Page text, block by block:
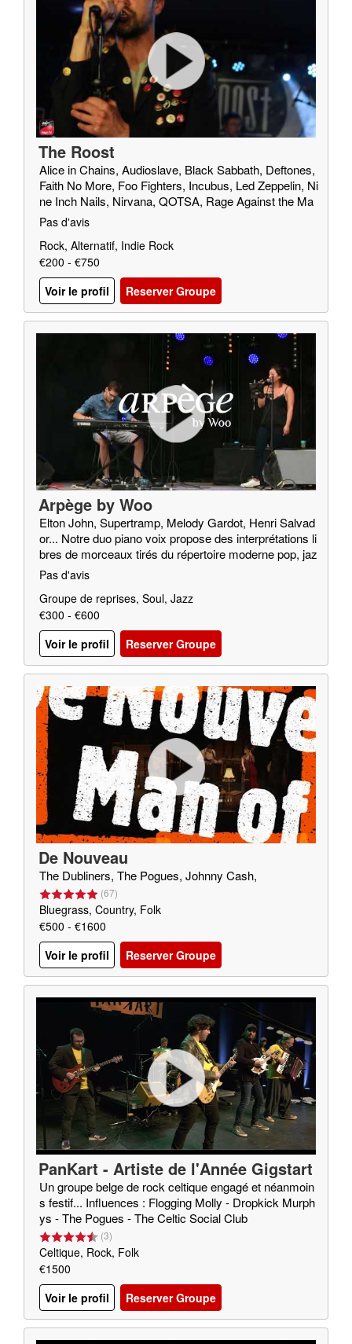
The Roost
Alice in Chains, Audioslave, Black Sabbath, Deftones,
Faith No More, Foo Fighters, Incubus, Led Zeppelin, Ni
ne Inch Nails, Nirvana, QOTSA, Rage Against the Ma
chine, Red Fang, Royal Blood, SOAD, Soundgarden, T
Pas d'avis
Rock, Alternatif, Indie Rock
€200 - €750
Voir le profil
Reserver Groupe
Arpège by Woo
Elton John, Supertramp, Melody Gardot, Henri Salvad
or... Notre duo piano voix propose des interprétations li
bres de morceaux tirés du répertoire moderne pop, jaz
z, soul…
Pas d'avis
Groupe de reprises, Soul, Jazz
€300 - €600
Voir le profil
Reserver Groupe
De Nouveau
The Dubliners, The Pogues, Johnny Cash,
(67)
Bluegrass, Country, Folk
€500 - €1600
Voir le profil
Reserver Groupe
PanKart - Artiste de l'Année Gigstart
er 2020
Un groupe belge de rock celtique engagé et néanmoin
s festif... Influences : Flogging Molly - Dropkick Murph
ys - The Pogues - The Celtic Social Club
(3)
Celtique, Rock, Folk
€1500
Voir le profil
Reserver Groupe